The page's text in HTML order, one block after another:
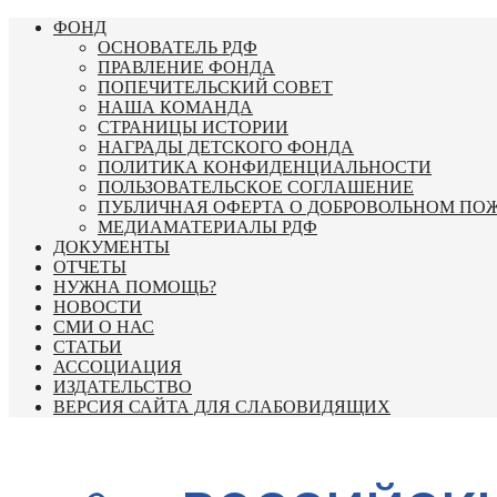
Перейти
содержимому
ФОНД
ОСНОВАТЕЛЬ РДФ
ПРАВЛЕНИЕ ФОНДА
ПОПЕЧИТЕЛЬСКИЙ СОВЕТ
НАША КОМАНДА
СТРАНИЦЫ ИСТОРИИ
НАГРАДЫ ДЕТСКОГО ФОНДА
ПОЛИТИКА КОНФИДЕНЦИАЛЬНОСТИ
ПОЛЬЗОВАТЕЛЬСКОЕ СОГЛАШЕНИЕ
ПУБЛИЧНАЯ ОФЕРТА О ДОБРОВОЛЬНОМ
МЕДИАМАТЕРИАЛЫ РДФ
ДОКУМЕНТЫ
ОТЧЕТЫ
НУЖНА ПОМОЩЬ?
НОВОСТИ
СМИ О НАС
СТАТЬИ
АССОЦИАЦИЯ
ИЗДАТЕЛЬСТВО
ВЕРСИЯ САЙТА ДЛЯ СЛАБОВИДЯЩИХ